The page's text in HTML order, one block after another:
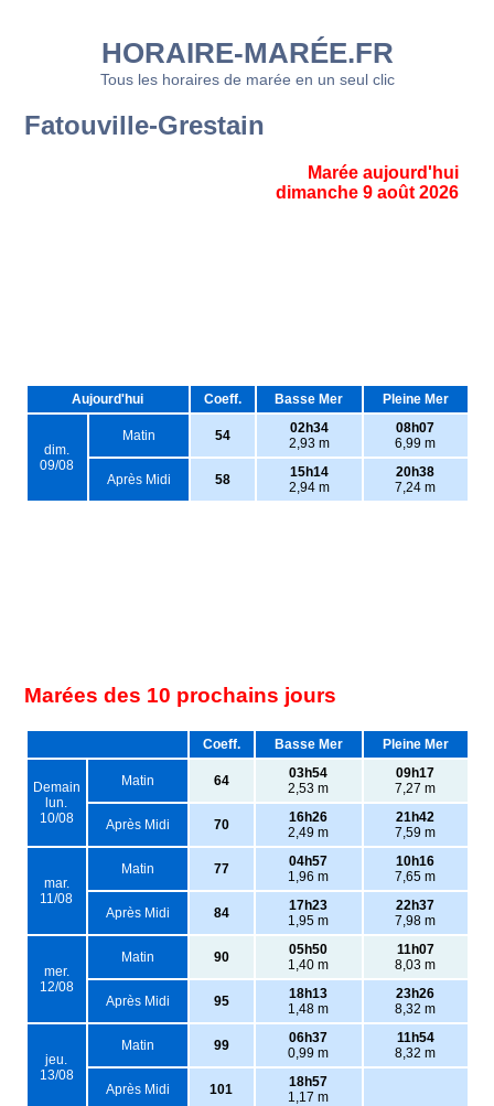
HORAIRE-MARÉE.FR
Tous les horaires de marée en un seul clic
Fatouville-Grestain
Marée aujourd'hui
dimanche 9 août 2026
Aujourd'hui Coeff. Basse Mer Pleine Mer
dim.
09/08
Matin 54
02h34
2,93 m
08h07
6,99 m
Après Midi 58
15h14
2,94 m
20h38
7,24 m
Marées des 10 prochains jours
Coeff. Basse Mer Pleine Mer
Demain
lun.
10/08
Matin 64
03h54
2,53 m
09h17
7,27 m
Après Midi 70
16h26
2,49 m
21h42
7,59 m
mar.
11/08
Matin 77
04h57
1,96 m
10h16
7,65 m
Après Midi 84
17h23
1,95 m
22h37
7,98 m
mer.
12/08
Matin 90
05h50
1,40 m
11h07
8,03 m
Après Midi 95
18h13
1,48 m
23h26
8,32 m
jeu.
13/08
Matin 99
06h37
0,99 m
11h54
8,32 m
Après Midi 101
18h57
1,17 m